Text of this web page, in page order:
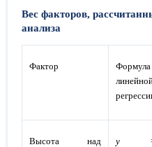
Вес факторов,
анализа
Фактор
Формула
Высота над
y